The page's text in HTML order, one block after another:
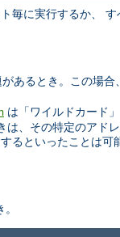
毎に実行するか、
あるとき。この場合
は「ワイルドカード
、その特定のアド
るといったことは可